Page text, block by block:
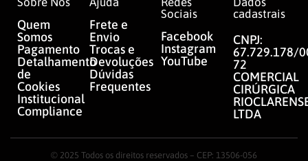
Quem
Somos
Pagamento
Detalhamento
de
Cookies
Institucional
Compliance
Frete e
Envio
Trocas e
Devoluções
Dúvidas
Frequentes
Sociais
Facebook
Instagram
YouTube
cadastrais
CNPJ:
67.729.178/
72
COMERCIAL
CIRÚRGICA
LTDA
© 2025 Todos os direitos reservados – CEP: 13506-056